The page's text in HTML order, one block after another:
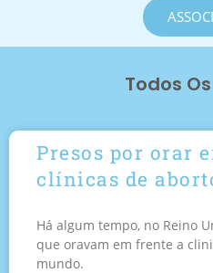
Todos
Presos por orar
clínicas de
Há algum tempo, no Reino
que oravam em frente a
mundo.